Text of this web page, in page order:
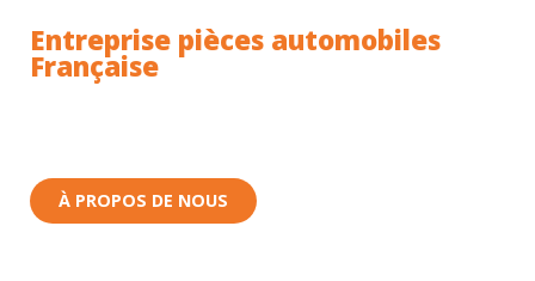
Entreprise pièces automobiles
Française
À PROPOS DE NOUS